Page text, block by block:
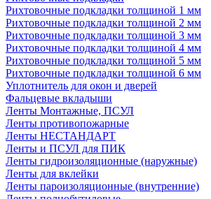
Рихтовочные подкладки толщиной 1 мм
Рихтовочные подкладки толщиной 2 мм
Рихтовочные подкладки толщиной 3 мм
Рихтовочные подкладки толщиной 4 мм
Рихтовочные подкладки толщиной 5 мм
Рихтовочные подкладки толщиной 6 мм
Уплотнитель для окон и дверей
Фальцевые вкладыши
Ленты Монтажные, ПСУЛ
Ленты противопожарные
Ленты НЕСТАНДАРТ
Ленты и ПСУЛ для ПИК
Ленты гидроизоляционные (наружные)
Ленты для вклейки
Ленты пароизоляционные (внутренние)